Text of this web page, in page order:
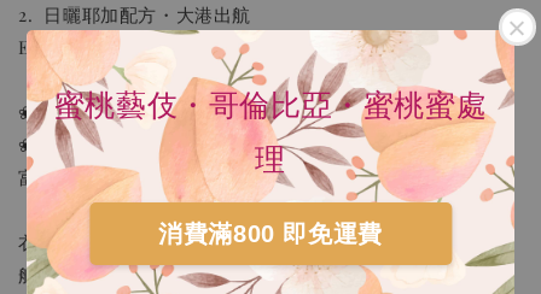
蜜桃藝伎・哥倫比亞・蜜桃蜜處
理
消費滿800 即免運費
HARIO V60 02樹脂 灰白手沖咖啡壺組 VCSD-
02-PGR
NT$ 300
- +
2. 日曬耶加配方・大港出航
Ethiopia Natural Blend・Sailing from the Grand Harbor
❀︱焙度︱淺焙
❀︱自評風味｜莓果醬、小白花香氛、熱帶水果茶；香氣豐
富
衣索比亞日曬的濃郁果香與豐富口感，如同一艘滿載夢想的
船，勇敢出航，迎向更遼闊的世界！療癒人心：「莓果醬、